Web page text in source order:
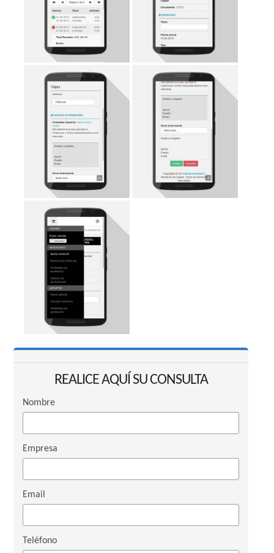
REALICE AQUÍ SU CONSULTA
Nombre
Empresa
Email
Teléfono